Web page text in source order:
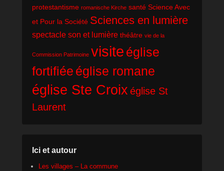
protestantisme romanische Kirche santé Science Avec
et Pour la Société Sciences en lumière
spectacle son et lumière théâtre vie de la
Commission Patrimoine visite église
fortifiée église romane
église Ste Croix église St
Laurent
Ici et autour
Les villages – La commune